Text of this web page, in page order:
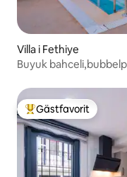
Villa i Fethiye
Buyuk
Populär gästfavorit
Gästfavorit